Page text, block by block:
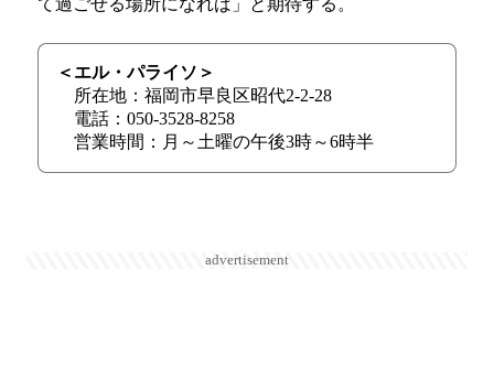
＜エル・パライソ＞
所在地：福岡市早良区昭代2-2-28
電話：050-3528-8258
営業時間：月～土曜の午後3時～6時半
advertisement